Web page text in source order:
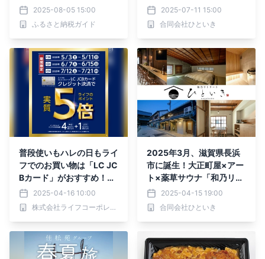
礼品を発表
2025-08-05 15:00
ふるさと納税ガイド
ひといき」新棟に新たなア
ート作品が誕生！
2025-07-11 15:00
合同会社ひといき
普段使いもハレの日もライ
フでのお買い物は「LC JC
Bカード」がおすすめ！い
つもよりもっとお得なライ
フのポイント「実質5倍」
キャンペーンを5～7月に
2025-04-16 10:00
株式会社ライフコーポレーション
2025年3月、滋賀県長浜
市に誕生！大正町屋×アー
ト×薬草サウナ「和乃リト
リートひといき」新棟
2025-04-15 19:00
合同会社ひといき